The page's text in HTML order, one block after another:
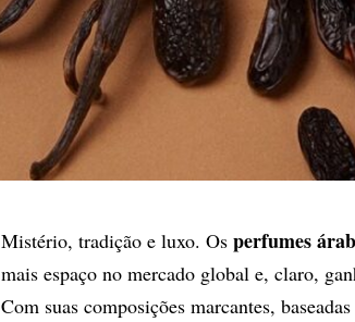
Mistério, tradição e luxo. Os perfumes
mais espaço no mercado global e, claro,
Com suas composições marcantes,